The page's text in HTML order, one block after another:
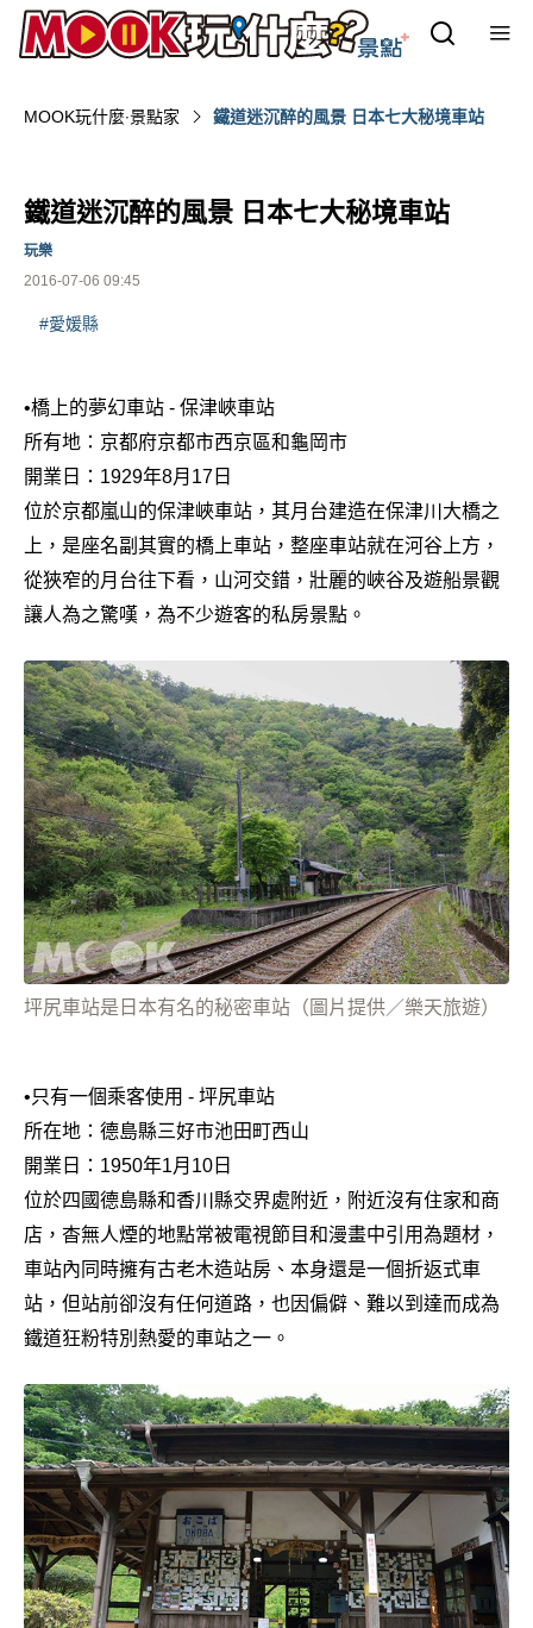
MOOK玩什麼‧景點家 鐵道迷沉醉的風景 日本七大秘境車站
鐵道迷沉醉的風景 日本七大秘境車站
2016-07-06 09:45
玩樂
#愛媛縣
•橋上的夢幻車站 - 保津峽車站
所有地：京都府京都市西京區和龜岡市
開業日：1929年8月17日
位於京都嵐山的保津峽車站，其月台建造在保津川大橋之
上，是座名副其實的橋上車站，整座車站就在河谷上方，
從狹窄的月台往下看，山河交錯，壯麗的峽谷及遊船景觀
讓人為之驚嘆，為不少遊客的私房景點。
坪尻車站是日本有名的秘密車站（圖片提供／樂天旅遊）
•只有一個乘客使用 - 坪尻車站
所在地：德島縣三好市池田町西山
開業日：1950年1月10日
位於四國德島縣和香川縣交界處附近，附近沒有住家和商
店，杳無人煙的地點常被電視節目和漫畫中引用為題材，
車站內同時擁有古老木造站房、本身還是一個折返式車
站，但站前卻沒有任何道路，也因偏僻、難以到達而成為
鐵道狂粉特別熱愛的車站之一。